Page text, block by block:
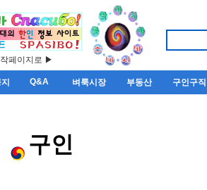
페이지로 ▶
Q&A 벼룩시장 부동산 구인구직
구인